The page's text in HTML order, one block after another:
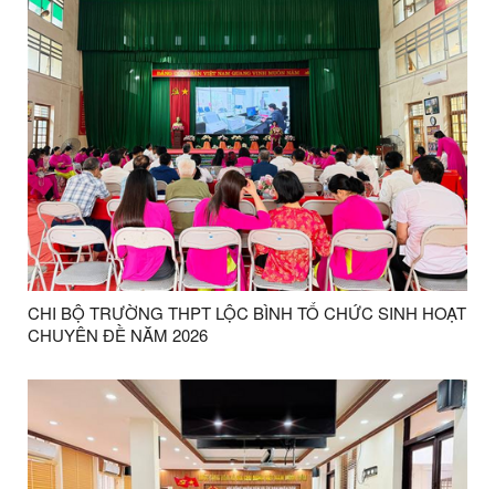
CHI BỘ TRƯỜNG THPT LỘC BÌNH TỔ CHỨC SINH HOẠT
CHUYÊN ĐỀ NĂM 2026